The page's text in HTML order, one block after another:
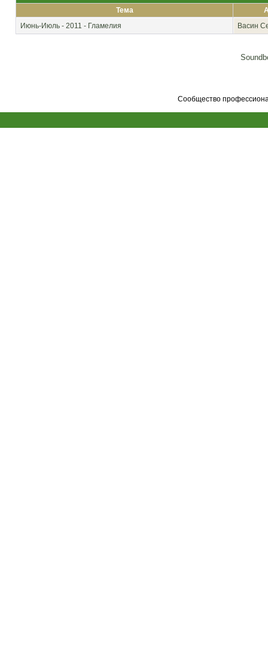
Тема
Июнь-Июль - 2011 - Гламелия
Васин
Сообщество